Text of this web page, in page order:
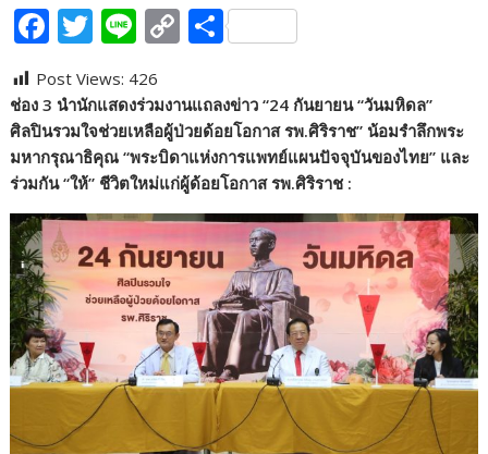
F
ac
e
b
o
o
k
T
w
itt
er
Li
n
e
C
o
p
y
Li
n
k
S
h
ar
e
Post Views: 426
ช่อง3 นำนักแสดงร่วมงานแถลงข่าว “24 กันยายน “วันมหิดล”
ศิลปินรวมใจช่วยเหลือผู้ป่วยด้อยโอกาส รพ.ศิริราช” น้อมรำลึกพระ
มหากรุณาธิคุณ “พระบิดาแห่งการแพทย์แผนปัจจุบันของไทย” และ
ร่วมกัน “ให้” ชีวิตใหม่แก่ผู้ด้อยโอกาส รพ.ศิริราช :